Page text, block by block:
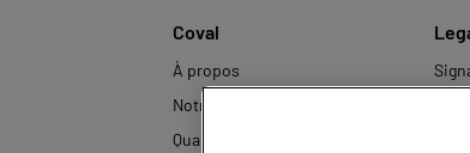
Coval
À propos
Notre histoire
Qualité et Innovation